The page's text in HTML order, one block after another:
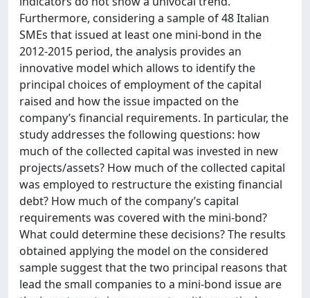
Furthermore, considering a sample of 48 Italian
SMEs that issued at least one mini-bond in the
2012-2015 period, the analysis provides an
innovative model which allows to identify the
principal choices of employment of the capital
raised and how the issue impacted on the
company’s financial requirements. In particular, the
study addresses the following questions: how
much of the collected capital was invested in new
projects/assets? How much of the collected capital
was employed to restructure the existing financial
debt? How much of the company’s capital
requirements was covered with the mini-bond?
What could determine these decisions? The results
obtained applying the model on the considered
sample suggest that the two principal reasons that
lead the small companies to a mini-bond issue are